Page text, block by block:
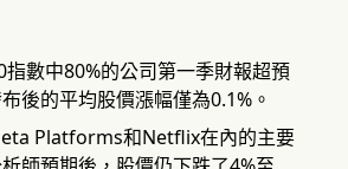
數中80%的公司第一季財報超預
後的平均股價漲幅僅為0.1%。
Platforms和Netflix在內的主要